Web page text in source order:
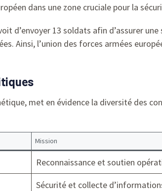
dans une zone cruciale pour la
d’envoyer 13 soldats afin d’assurer
Ainsi, l’union des forces armées
met en évidence la diversité des
Mission
Reconnaissance et soutien
Sécurité et collecte